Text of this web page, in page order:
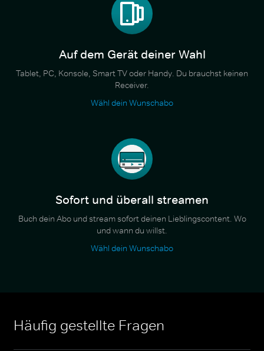
Auf dem Gerät deiner Wahl
Tablet, PC, Konsole, Smart TV oder Handy. Du brauchst keinen
Receiver.
Wähl dein Wunschabo
Sofort und überall streamen
Buch dein Abo und stream sofort deinen Lieblingscontent. Wo
und wann du willst.
Wähl dein Wunschabo
Häufig gestellte Fragen